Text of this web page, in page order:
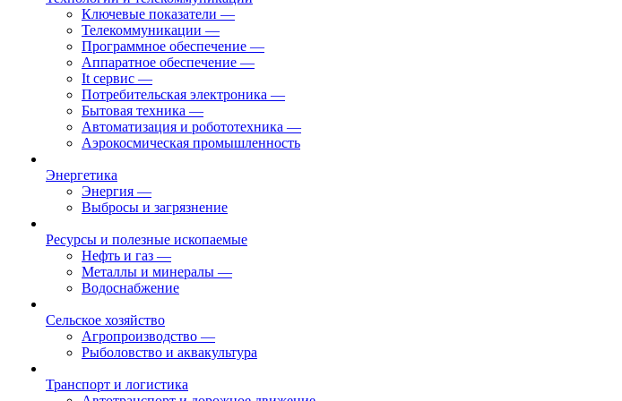
Ключевые показатели —
Телекоммуникации —
Программное обеспечение —
Аппаратное обеспечение —
It сервис —
Потребительская электроника —
Бытовая техника —
Автоматизация и робототехника —
Аэрокосмическая промышленность
Энергетика
Энергия —
Выбросы и загрязнение
Ресурсы и полезные ископаемые
Нефть и газ —
Металлы и минералы —
Водоснабжение
Сельское хозяйство
Агропроизводство —
Рыболовство и аквакультура
Транспорт и логистика